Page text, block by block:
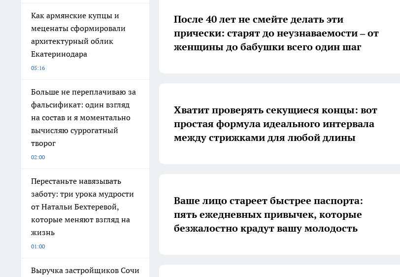
Как армянские купцы и
меценаты сформировали
архитектурный облик
Екатеринодара
05:16
Больше не переплачиваю за
фальсификат: один взгляд
на состав и я моментально
вычисляю суррогатный
творог
02:00
Перестаньте навязывать
заботу: три урока мудрости
от Натальи Бехтеревой,
которые меняют взгляд на
жизнь
01:00
Выручка застройщиков Сочи
После 40 лет не смейте делать эти
прически: старят до неузнаваемости – от
женщины до бабушки всего один шаг
Хватит проверять секущиеся концы: вот
простая формула идеального интервала
между стрижками для любой длины
Ваше лицо стареет быстрее паспорта:
пять ежедневных привычек, которые
безжалостно крадут вашу молодость